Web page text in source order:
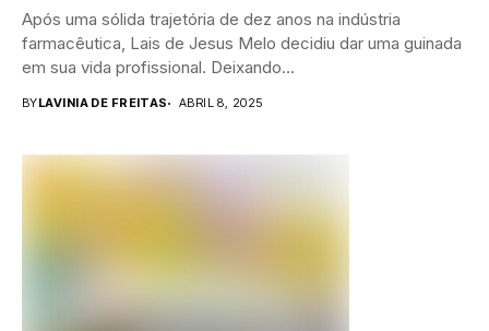
Após uma sólida trajetória de dez anos na indústria
farmacêutica, Lais de Jesus Melo decidiu dar uma guinada
em sua vida profissional. Deixando...
BYLAVINIA DE FREITAS ABRIL 8, 2025